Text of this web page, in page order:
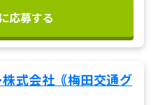
応募する
式会社｟梅田交通グ